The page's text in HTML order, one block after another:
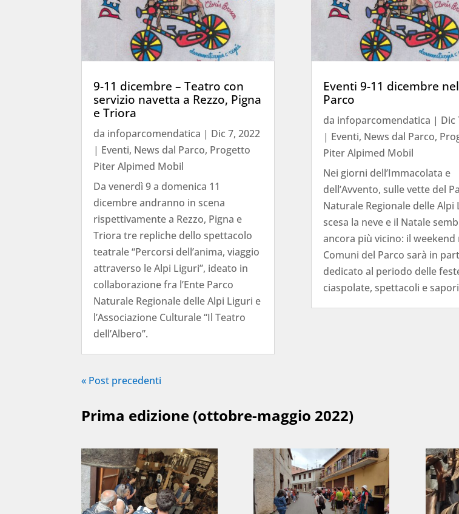
9-11 dicembre – Teatro con
servizio navetta a Rezzo, Pigna
e Triora
da infoparcomendatica | Dic 7, 2022
| Eventi, News dal Parco, Progetto
Piter Alpimed Mobil
Da venerdì 9 a domenica 11
dicembre andranno in scena
rispettivamente a Rezzo, Pigna e
Triora tre repliche dello spettacolo
teatrale “Percorsi dell’anima, viaggio
attraverso le Alpi Liguri”, ideato in
collaborazione fra l’Ente Parco
Naturale Regionale delle Alpi Liguri e
l’Associazione Culturale “Il Teatro
dell’Albero”.
Eventi 9-11 dicembre nel
Parco
da infoparcomendatica | Dic
| Eventi, News dal Parco,
Piter Alpimed Mobil
Nei giorni dell’Immacolata e
dell’Avvento, sulle vette del
Naturale Regionale delle Alpi
scesa la neve e il Natale
ancora più vicino: il weekend
Comuni del Parco sarà in
dedicato al periodo delle
ciaspolate, spettacoli e
« Post precedenti
Prima edizione (ottobre-maggio 2022)